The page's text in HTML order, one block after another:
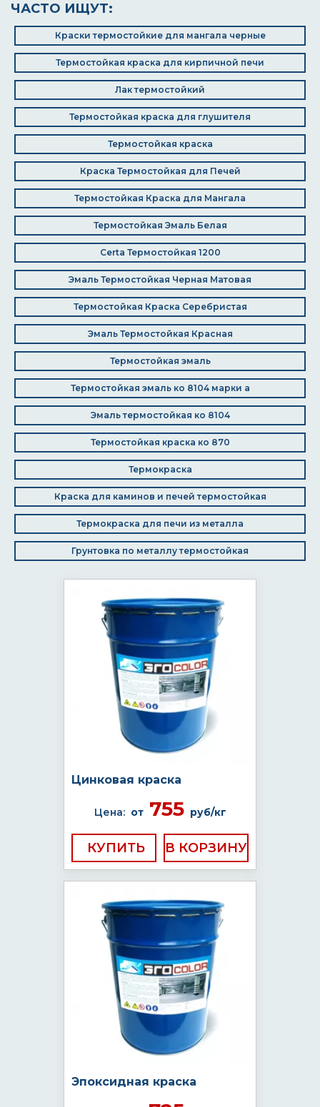
ЧАСТО ИЩУТ:
Краски термостойкие для мангала черные
Термостойкая краска для кирпичной печи
Лак термостойкий
Термостойкая краска для глушителя
Термостойкая краска
Краска Термостойкая для Печей
Термостойкая Краска для Мангала
Термостойкая Эмаль Белая
Certa Термостойкая 1200
Эмаль Термостойкая Черная Матовая
Термостойкая Краска Серебристая
Эмаль Термостойкая Красная
Термостойкая эмаль
Термостойкая эмаль ко 8104 марки а
Эмаль термостойкая ко 8104
Термостойкая краска ко 870
Термокраска
Краска для каминов и печей термостойкая
Термокраска для печи из металла
Грунтовка по металлу термостойкая
Цинковая краска
Цена: от755 руб/кг
КУПИТЬ
Эпоксидная краска